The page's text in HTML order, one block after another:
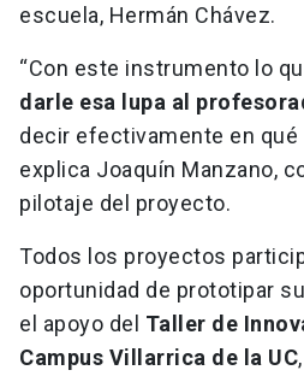
escuela, Hermán Chávez.
“Con este instrumento lo
darle esa lupa al
decir efectivamente en qué
explica Joaquín Manzano,
pilotaje del proyecto.
Todos los proyectos
oportunidad de prototipar
el apoyo del Taller de
Campus Villarrica de la UC